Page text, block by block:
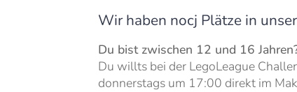
Wir haben nocj Plätze in
Du bist zwischen 12 und 16
Du willts bei der LegoLeague
donnerstags um 17:00 direkt im